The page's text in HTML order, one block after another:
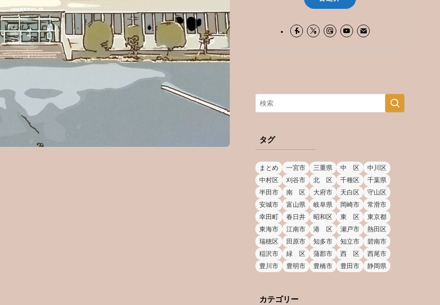
タグ
まとめ 一宮市 三重県 中 区
中川区
中村区
刈谷市 北 区 千種区
千葉県
半田市
南 区 大府市 天白区
守山区
安城市
富山県 岐阜県 岡崎市
常滑市
幸田町
春日井 昭和区 東 区
東京都
東海市
江南市 港 区 瀬戸市
熱田区
瑞穂区
田原市 知多市 知立市
碧南市
稲沢市
緑 区 蒲郡市 西 区
西尾市
豊川市
豊明市 豊橋市 豊田市 静岡県
カテゴリー